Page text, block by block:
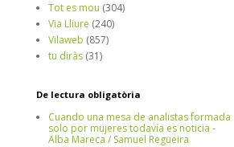
Tot es mou (304)
Via Lliure (240)
Vilaweb (857)
tu diràs (31)
De lectura obligatòria
Cuando una mesa de analistas formada
solo por mujeres todavía es noticia -
Alba Mareca / Samuel Regueira